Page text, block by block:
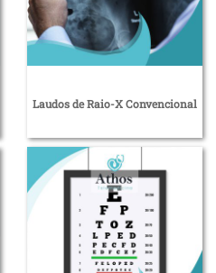
Laudos de Raio-X Convencional